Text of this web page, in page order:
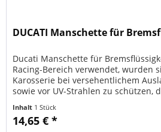
DUCATI Manschette für
Ducati Manschette für
Racing-Bereich verwendet, wurden
Karosserie bei versehentlichem
sowie vor UV-Strahlen zu schützen,
Inhalt 1 Stück
14,65 € *